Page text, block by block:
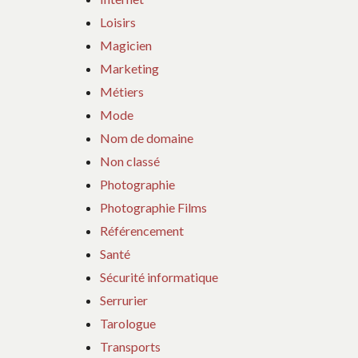
Loisirs
Magicien
Marketing
Métiers
Mode
Nom de domaine
Non classé
Photographie
Photographie Films
Référencement
Santé
Sécurité informatique
Serrurier
Tarologue
Transports